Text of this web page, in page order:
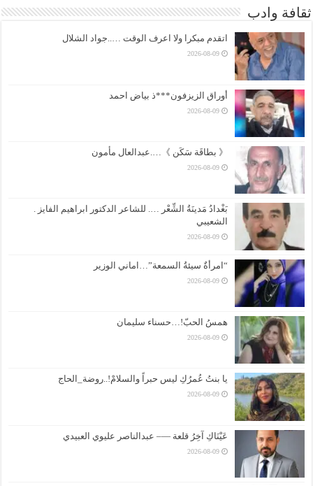
ثقافة وادب
اتقدم مبكرا ولا اعرف الوقت …..جواد الشلال
2026-08-09
أوراق الزيزفون***ذ بياض احمد
2026-08-09
《 بطاقَة سَكَن 》….عبدالعال مأمون
2026-08-09
بَغْدادُ مَدينَةُ الشِّعْر …. للشاعر الدكتور ابراهيم الفايز .
الشعيبي
2026-08-09
“امرأةٌ سيئةُ السمعة”…اماني الوزير
2026-08-09
همسُ الحبّ!…حسناء سليمان
2026-08-09
يا بنتُ عُمرُكِ ليس حبراً والسلامْ!..روضة_الحاج
2026-08-09
عَيْنَاكِ آخِرُ قلعة —– عبدالناصر عليوي العبيدي
2026-08-09